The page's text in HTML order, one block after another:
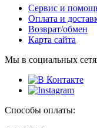
Сервис и
Оплата и
Возврат/обмен
Карта сайта
Мы в социальных
Способы оплаты: